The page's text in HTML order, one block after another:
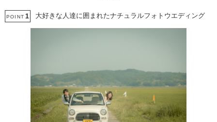
ガーデンでの撮影
海での撮影
POINT 1 大好きな人達に囲まれたナチュラルフォトウエディング